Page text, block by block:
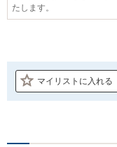
たします。
マイリストに入れる